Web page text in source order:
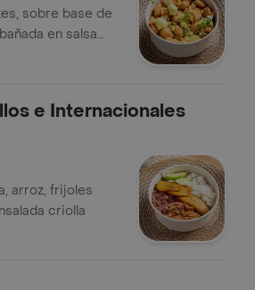
sobre base de
en salsa
e Internacionales
arroz, frijoles
criolla